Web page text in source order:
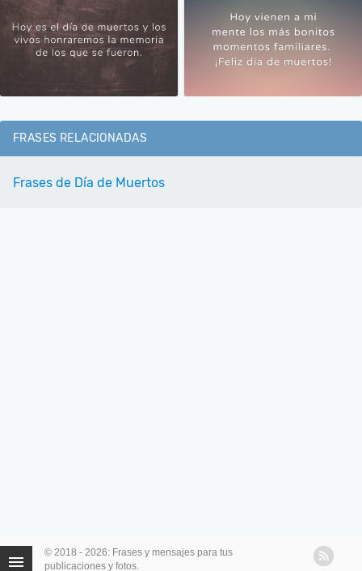
FRASES RELACIONADAS
Frases de Día de Muertos
© 2018 - 2026: Frases y mensajes para tus
publicaciones y fotos.